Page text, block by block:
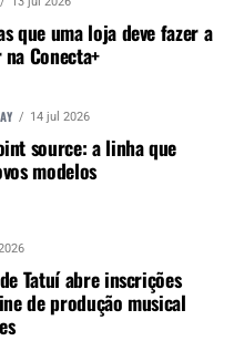
em
conferência, a Shure
de entrega de
de sistemas
de personalizar
recentes em
preparada para
que uma loja deve fazer a
Conecta+
14 jul 2026
source: a linha que
modelos
Tatuí abre inscrições
de produção musical